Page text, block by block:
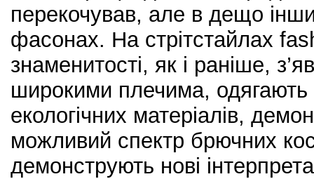
перекочував, але в дещо
фасонах. На стрітстайлах
знаменитості, як і раніше,
широкими плечима,
екологічних матеріалів,
можливий спектр брючних
демонструють нові